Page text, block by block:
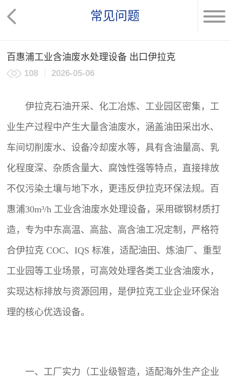
常见问题
百惠浦工业含油废水处理设备 出口伊拉克
108 2026-05-06
伊拉克石油开采、化工冶炼、工业园区密集，工
业生产过程中产生大量含油废水，涵盖油田采出水、
车间切削废水、设备冷却废水等，具有含油量高、乳
化程度深、杂质含量大、腐蚀性强等特点，直接排放
不仅污染土壤与地下水，更违反伊拉克环保法规。百
惠浦30m³/h 工业含油废水处理设备，采用碳钢材质打
造，专为中东高温、高盐、高含油工况定制，严格符
合伊拉克 COC、IQS 标准，适配油田、炼油厂、重型
工业园等工业场景，可高效处理各类工业含油废水，
实现达标排放与资源回用，是伊拉克工业企业环保治
理的核心优选设备。
一、工厂实力（工业级智造，适配海外生产企业